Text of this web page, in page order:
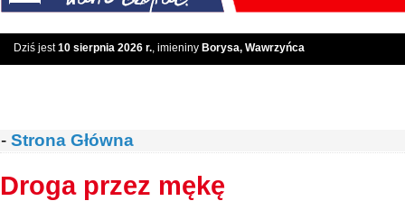
Dziś jest10 sierpnia 2026 r., imieniny Borysa, Wawrzyńca
- Strona Główna
Droga przez mękę